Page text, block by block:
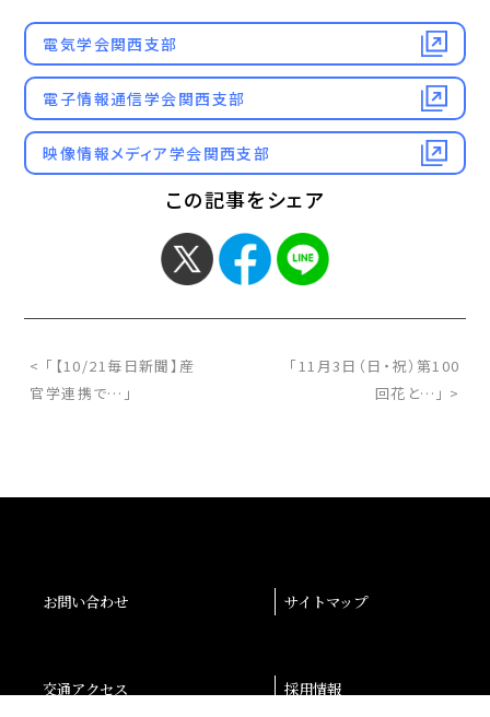
電気学会関西支部
電子情報通信学会関西支部
映像情報メディア学会関西支部
この記事をシェア
< 「【10/21毎日新聞】産
官学連携で…」
「11月3日（日・祝）第100
回花と…」 >
お問い合わせ サイトマップ
交通アクセス 採用情報